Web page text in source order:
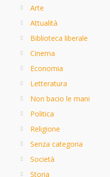
Arte
Attualità
Biblioteca liberale
Cinema
Economia
Letteratura
Non bacio le mani
Politica
Religione
Senza categoria
Società
Storia